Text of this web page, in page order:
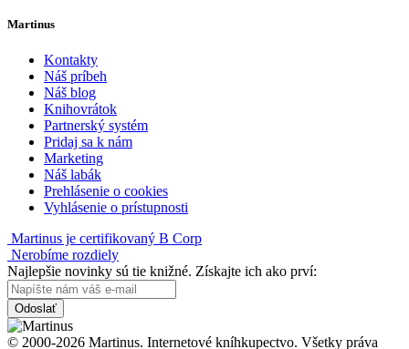
Martinus
Kontakty
Náš príbeh
Náš blog
Knihovrátok
Partnerský systém
Pridaj sa k nám
Marketing
Náš labák
Prehlásenie o cookies
Vyhlásenie o prístupnosti
Martinus je certifikovaný B Corp
Nerobíme rozdiely
Najlepšie novinky sú tie knižné. Získajte ich ako prví:
Odoslať
© 2000-2026 Martinus. Internetové kníhkupectvo. Všetky práva